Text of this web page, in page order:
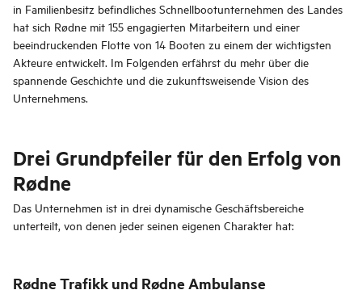
in Familienbesitz befindliches Schnellbootunternehmen des Landes
hat sich Rødne mit 155 engagierten Mitarbeitern und einer
beeindruckenden Flotte von 14 Booten zu einem der wichtigsten
Akteure entwickelt. Im Folgenden erfährst du mehr über die
spannende Geschichte und die zukunftsweisende Vision des
Unternehmens.
Drei Grundpfeiler für den Erfolg von
Rødne
Das Unternehmen ist in drei dynamische Geschäftsbereiche
unterteilt, von denen jeder seinen eigenen Charakter hat:
Rødne Trafikk und Rødne Ambulanse